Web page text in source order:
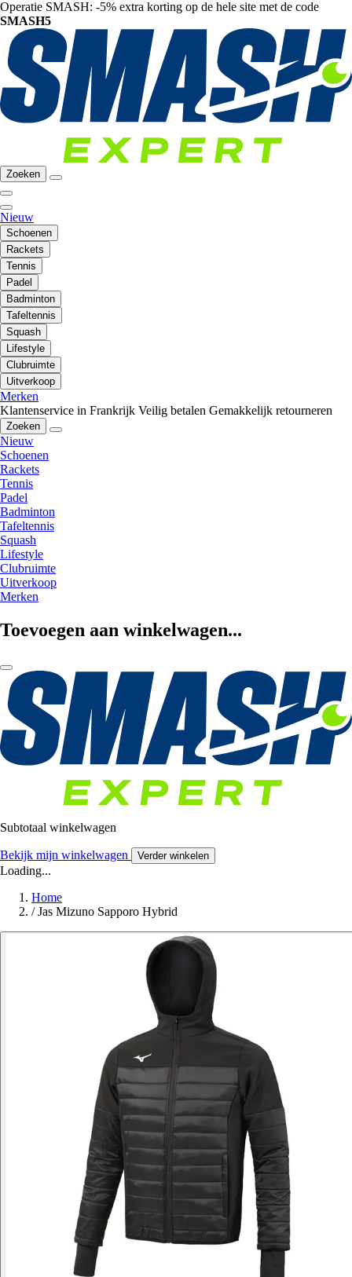
Operatie SMASH: -5% extra korting op de hele site met de code
SMASH5
Zoeken
Nieuw
Schoenen
Rackets
Tennis
Padel
Badminton
Tafeltennis
Squash
Lifestyle
Clubruimte
Uitverkoop
Merken
Klantenservice in Frankrijk Veilig betalen Gemakkelijk retourneren
Zoeken
Nieuw
Schoenen
Rackets
Tennis
Padel
Badminton
Tafeltennis
Squash
Lifestyle
Clubruimte
Uitverkoop
Merken
Toevoegen aan winkelwagen...
Subtotaal winkelwagen
Bekijk mijn winkelwagen Verder winkelen
Loading...
Home
/ Jas Mizuno Sapporo Hybrid